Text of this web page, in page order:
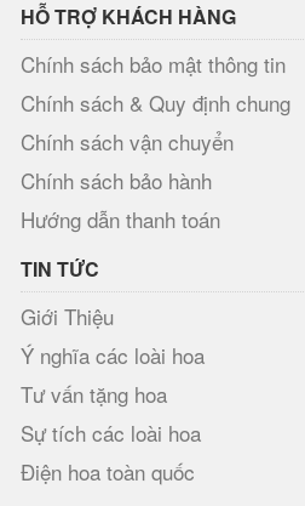
HỖ TRỢ KHÁCH HÀNG
Chính sách bảo mật thông tin
Chính sách & Quy định chung
Chính sách vận chuyển
Chính sách bảo hành
Hướng dẫn thanh toán
TIN TỨC
Giới Thiệu
Ý nghĩa các loài hoa
Tư vấn tặng hoa
Sự tích các loài hoa
Điện hoa toàn quốc